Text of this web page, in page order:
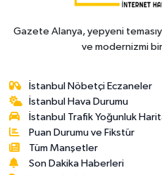
Gazete Alanya, yepyeni
ve modernizmi
İstanbul Nöbetçi Eczaneler
İstanbul Hava Durumu
İstanbul Trafik Yoğunluk
Puan Durumu ve Fikstür
Tüm Manşetler
Son Dakika Haberleri